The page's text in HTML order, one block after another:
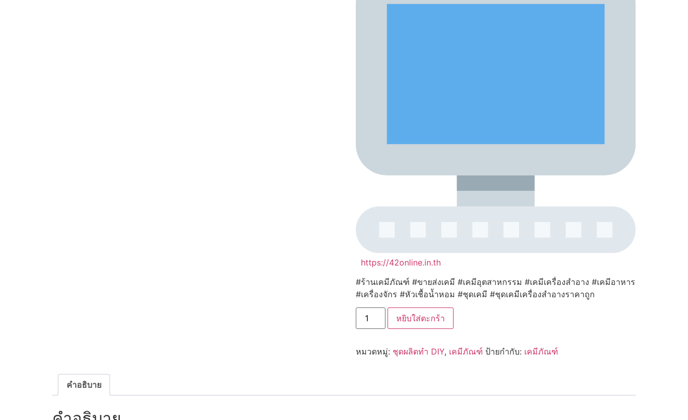
https://42online.in.th
#ร้านเคมีภัณฑ์ #ขายส่งเคมี #เคมีอุตสาหกรรม #เคมีเครื่องสำอาง #เคมีอาหาร
#เครื่องจักร #หัวเชื้อน้ำหอม #ชุดเคมี #ชุดเคมีเครื่องสำอางราคาถูก
จำนวน
17406
เบส
จุด
paraben
หยิบใส่ตะกร้า
หมวดหมู่: ชุดผลิตทำ DIY, เคมีภัณฑ์ ป้ายกำกับ: เคมีภัณฑ์
คำอธิบาย